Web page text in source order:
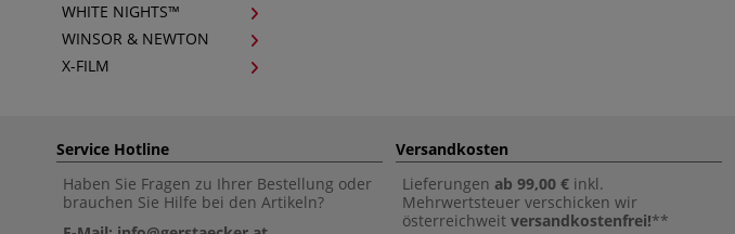
WHITE NIGHTS™
WINSOR & NEWTON
X-FILM
Service Hotline
Haben Sie Fragen zu Ihrer Bestellung oder
brauchen Sie Hilfe bei den Artikeln?
Versandkosten
Lieferungen ab 99,00 € inkl.
Mehrwertsteuer verschicken wir
österreichweit versandkostenfrei!**